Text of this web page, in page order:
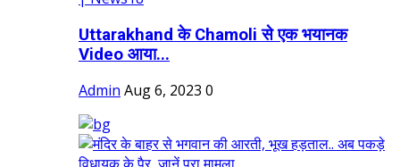
Uttarakhand के Chamoli से एक भयानक
Video आया...
Admin Aug 6, 2023 0